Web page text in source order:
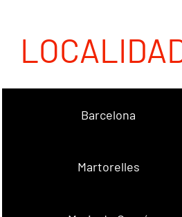
Barcelona
Martorelles